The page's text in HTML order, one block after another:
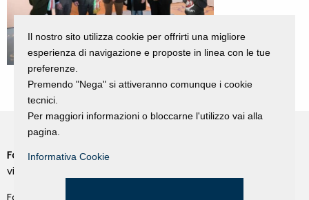
Fondazione Dino Zoli
viale Bologna 288, Forlì
Fondo dot. euro 285.000 i.v.
Il nostro sito utilizza cookie per offrirti una migliore
esperienza di navigazione e proposte in linea con le tue
preferenze.
Premendo "Nega" si attiveranno comunque i cookie
tecnici.
Per maggiori informazioni o bloccarne l'utilizzo vai alla
pagina.
Informativa Cookie